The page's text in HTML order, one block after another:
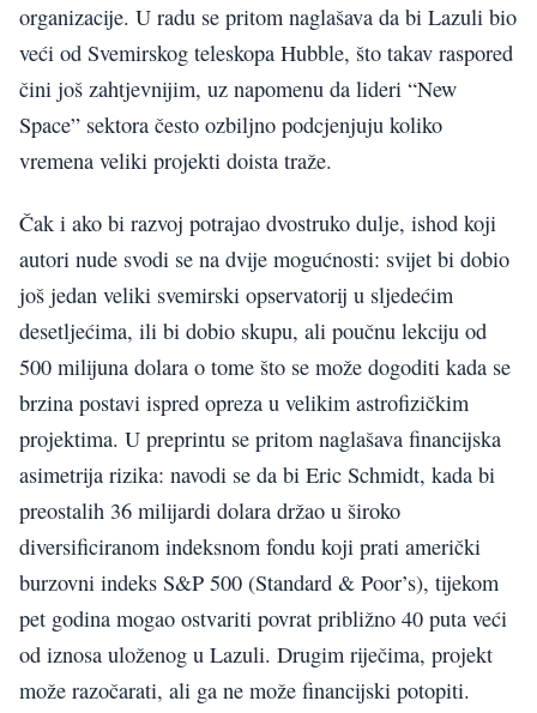
organizacije. U radu se pritom naglašava da bi Lazuli bio
veći od Svemirskog teleskopa Hubble, što takav raspored
čini još zahtjevnijim, uz napomenu da lideri “New
Space” sektora često ozbiljno podcjenjuju koliko
vremena veliki projekti doista traže.
Čak i ako bi razvoj potrajao dvostruko dulje, ishod koji
autori nude svodi se na dvije mogućnosti: svijet bi dobio
još jedan veliki svemirski opservatorij u sljedećim
desetljećima, ili bi dobio skupu, ali poučnu lekciju od
500 milijuna dolara o tome što se može dogoditi kada se
brzina postavi ispred opreza u velikim astrofizičkim
projektima. U preprintu se pritom naglašava financijska
asimetrija rizika: navodi se da bi Eric Schmidt, kada bi
preostalih 36 milijardi dolara držao u široko
diversificiranom indeksnom fondu koji prati američki
burzovni indeks S&P 500 (Standard & Poor’s), tijekom
pet godina mogao ostvariti povrat približno 40 puta veći
od iznosa uloženog u Lazuli. Drugim riječima, projekt
može razočarati, ali ga ne može financijski potopiti.